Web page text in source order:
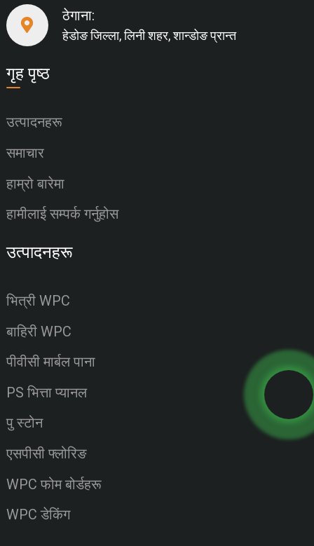
ठेगाना:
हेडोङ जिल्ला, लिनी शहर, शान्डोङ प्रान्त
गृह पृष्ठ
उत्पादनहरू
समाचार
हाम्रो बारेमा
हामीलाई सम्पर्क गर्नुहोस
उत्पादनहरू
भित्री WPC
बाहिरी WPC
पीवीसी मार्बल पाना
PS भित्ता प्यानल
पु स्टोन
एसपीसी फ्लोरिङ
WPC फोम बोर्डहरू
WPC डेकिंग